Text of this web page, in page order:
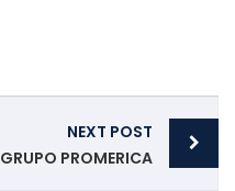
NEXT POST
GRUPO PROMERICA